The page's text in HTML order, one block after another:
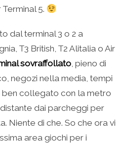
Terminal 5.
dal terminal 3 o 2 a
T3 British, T2 Alitalia o Air
sovraffollato, pieno di
negozi nella media, tempi
ben collegato con la metro
distante dai parcheggi per
Niente di che. So che ora vi
area giochi per i